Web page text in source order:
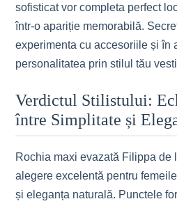
sofisticat vor completa perfect
într-o apariție memorabilă.
experimenta cu accesoriile și în
personalitatea prin stilul tău
Verdictul Stilistului:
între Simplitate și
Rochia maxi evazată Filippa de
alegere excelentă pentru
și eleganța naturală. Punctele